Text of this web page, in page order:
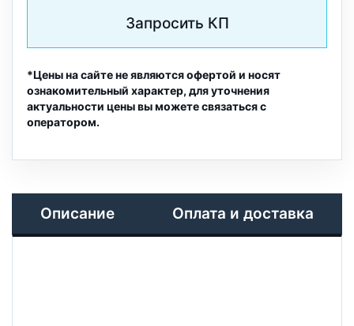
Запросить КП
*Цены на сайте не являются офертой и носят
ознакомительный характер, для уточнения
актуальности цены вы можете связаться с
оператором.
Описание Оплата и доставка